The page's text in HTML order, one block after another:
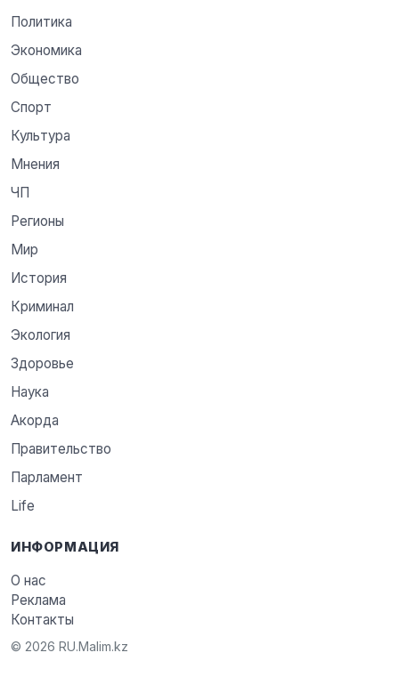
Политика
Экономика
Общество
Спорт
Культура
Мнения
ЧП
Регионы
Мир
История
Криминал
Экология
Здоровье
Наука
Акорда
Правительство
Парламент
Life
ИНФОРМАЦИЯ
О нас
Реклама
Контакты
© 2026 RU.Malim.kz